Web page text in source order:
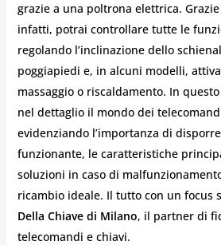
grazie a una poltrona elettrica.
infatti, potrai controllare tutte le
regolando l’inclinazione dello
poggiapiedi e, in alcuni modelli,
massaggio o riscaldamento. In
nel dettaglio il mondo dei
evidenziando l’importanza di
funzionante, le caratteristiche
soluzioni in caso di
ricambio ideale. Il tutto con un focus
Della Chiave di Milano, il partner di
telecomandi e chiavi.